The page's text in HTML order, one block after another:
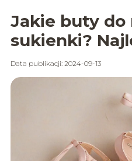
Jakie buty do
sukienki?
Data publikacji: 2024-09-13